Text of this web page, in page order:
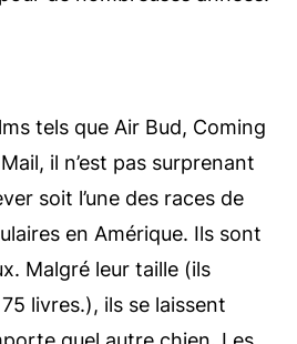
tels que Air Bud, Coming
il n’est pas surprenant
soit l’une des races de
en Amérique. Ils sont
Malgré leur taille (ils
livres.), ils se laissent